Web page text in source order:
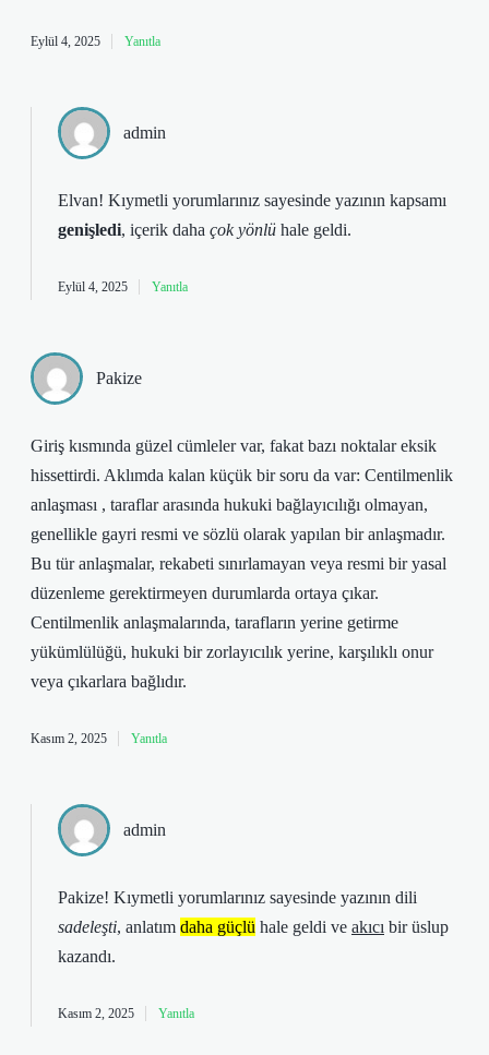
Eylül 4, 2025 Yanıtla
admin
Elvan! Kıymetli yorumlarınız sayesinde yazının kapsamı
genişledi, içerik daha çok yönlü hale geldi.
Eylül 4, 2025 Yanıtla
Pakize
Giriş kısmında güzel cümleler var, fakat bazı noktalar eksik
hissettirdi. Aklımda kalan küçük bir soru da var: Centilmenlik
anlaşması , taraflar arasında hukuki bağlayıcılığı olmayan,
genellikle gayri resmi ve sözlü olarak yapılan bir anlaşmadır.
Bu tür anlaşmalar, rekabeti sınırlamayan veya resmi bir yasal
düzenleme gerektirmeyen durumlarda ortaya çıkar.
Centilmenlik anlaşmalarında, tarafların yerine getirme
yükümlülüğü, hukuki bir zorlayıcılık yerine, karşılıklı onur
veya çıkarlara bağlıdır.
Kasım 2, 2025 Yanıtla
admin
Pakize! Kıymetli yorumlarınız sayesinde yazının dili
sadeleşti, anlatım daha güçlü hale geldi ve akıcı bir üslup
kazandı.
Kasım 2, 2025 Yanıtla